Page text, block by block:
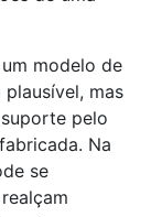
modelo de
mas
pelo
Na
se